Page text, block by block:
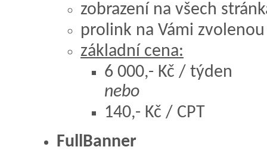
zobrazení na všech
prolink na Vámi
základní cena:
6 000,- Kč / týden
nebo
140,- Kč / CPT
FullBanner